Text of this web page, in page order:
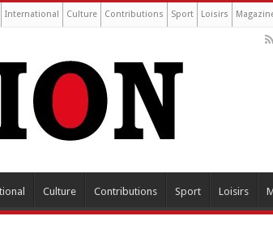
International Culture Contributions Sport Loisirs
Culture Contributions Sport Loisirs